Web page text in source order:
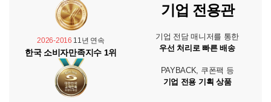
2026-2016 11년 연속
한국 소비자만족지수 1위
기업 전용관
기업 전담 매니저를 통한
우선 처리로 빠른 배송
PAYBACK, 쿠폰팩 등
기업 전용 기획 상품